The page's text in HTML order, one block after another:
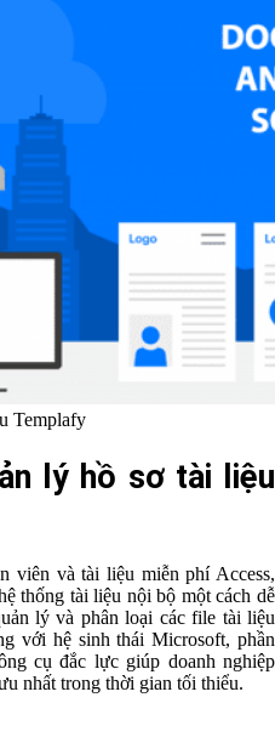
Templafy
lý hồ sơ tài liệu
viên và tài liệu miễn phí Access,
thống tài liệu nội bộ một cách dễ
lý và phân loại các file tài liệu
với hệ sinh thái Microsoft, phần
cụ đắc lực giúp doanh nghiệp
nhất trong thời gian tối thiểu.